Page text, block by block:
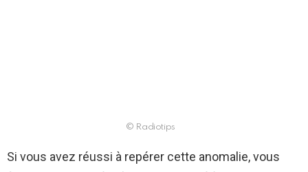
© Radiotips
Si vous avez réussi à repérer cette anomalie, vous